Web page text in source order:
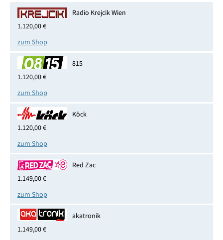
Radio Krejcik Wien
1.120,00 €
zum Shop
815
1.120,00 €
zum Shop
Köck
1.120,00 €
zum Shop
Red Zac
1.149,00 €
zum Shop
akatronik
1.149,00 €